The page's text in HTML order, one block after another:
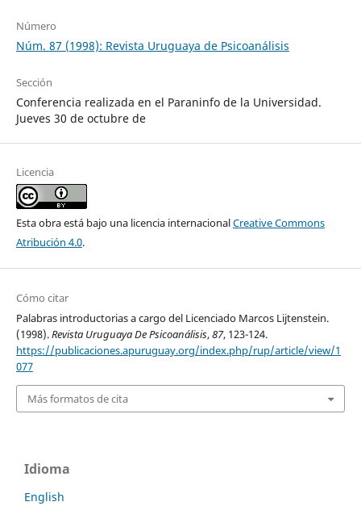
Número
Núm. 87 (1998): Revista Uruguaya de Psicoanálisis
Sección
Conferencia realizada en el Paraninfo de la Universidad.
Jueves 30 de octubre de
Licencia
Esta obra está bajo una licencia internacionalCreative Commons
Atribución 4.0.
Cómo citar
Palabras introductorias a cargo del Licenciado Marcos Lijtenstein.
(1998).Revista Uruguaya De Psicoanálisis,87, 123-124.
https://publicaciones.apuruguay.org/index.php/rup/article/view/1
077
Más formatos de cita
Idioma
English